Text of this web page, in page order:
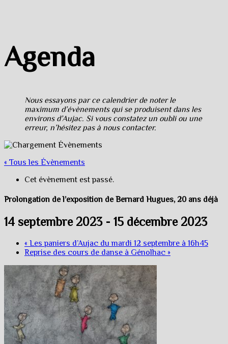
Agenda
Nous essayons par ce calendrier de noter le
maximum d’évènements qui se produisent dans les
environs d’Aujac. Si vous constatez un oubli ou une
erreur, n’hésitez pas à nous contacter.
« Tous les Évènements
Cet évènement est passé.
Prolongation de l’exposition de Bernard Hugues, 20 ans déjà
14 septembre 2023- 15 décembre 2023
« Les paniers d’Aujac du mardi 12 septembre à 16h45
Reprise des cours de danse à Génolhac »